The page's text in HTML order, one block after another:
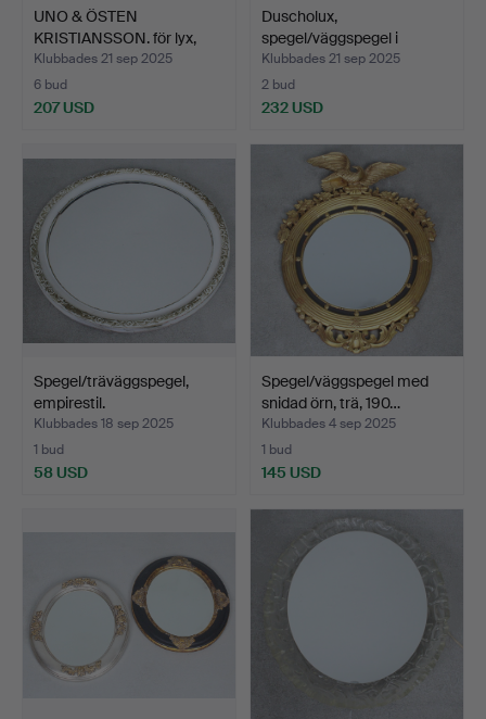
UNO & ÖSTEN
KRISTIANSSON. för lyx,
speglar…
Klubbades 21 sep 2025
6 bud
207 USD
Duscholux,
spegel/väggspegel i
isglaslook,…
Klubbades 21 sep 2025
2 bud
232 USD
Spegel/träväggspegel,
empirestil.
Klubbades 18 sep 2025
1 bud
58 USD
Spegel/väggspegel med
snidad örn, trä, 190…
Klubbades 4 sep 2025
1 bud
145 USD